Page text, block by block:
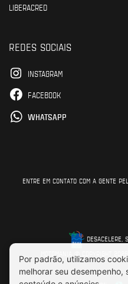
LIBERACRED
REDES SOCIAIS
INSTAGRAM
FACEBOOK
WHATSAPP
ENTRE EM CONTATO COM A GENTE
DESACELERE,
MOTOMANIA © COPYRIGHT